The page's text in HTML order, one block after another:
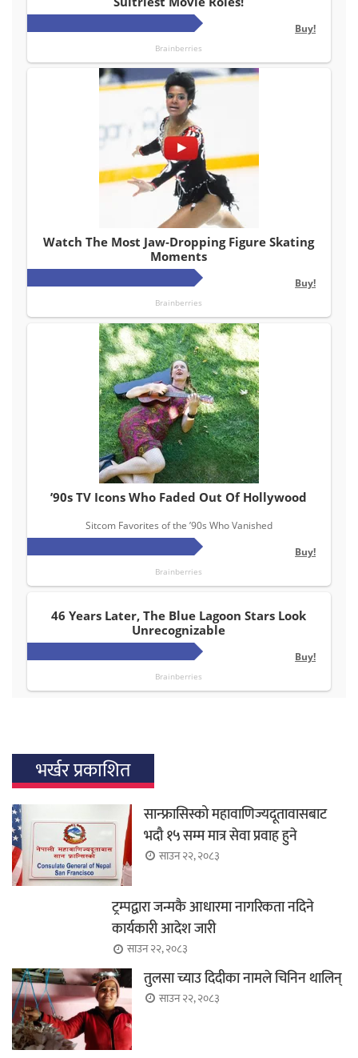
भर्खर प्रकाशित
सान्फ्रासिस्को महावाणिज्यदूतावासबाट
भदौ १५ सम्म मात्र सेवा प्रवाह हुने
साउन २२, २०८३
ट्रम्पद्वारा जन्मकै आधारमा नागरिकता नदिने
कार्यकारी आदेश जारी
साउन २२, २०८३
तुलसा च्याउ दिदीका नामले चिनिन थालिन्
साउन २२, २०८३